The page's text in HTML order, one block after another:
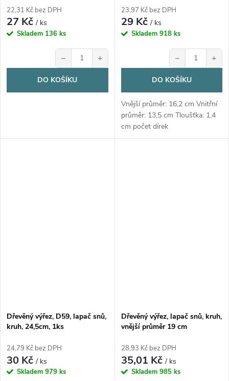
22,31 Kč bez DPH
27 Kč/ ks
Skladem 136 ks
− +
DO KOŠÍKU
23,97 Kč bez DPH
29 Kč/ ks
Skladem 918 ks
− +
DO KOŠÍKU
Vnější průměr: 16,2 cm Vnitřní
průměr: 13,5 cm Tloušťka: 1,4
cm počet dírek
Dřevěný výřez, D59, lapač snů,
kruh, 24,5cm, 1ks
24,79 Kč bez DPH
30 Kč/ ks
Skladem 979 ks
Dřevěný výřez, lapač snů, kruh,
vnější průměr 19 cm
28,93 Kč bez DPH
35,01 Kč/ ks
Skladem 985 ks